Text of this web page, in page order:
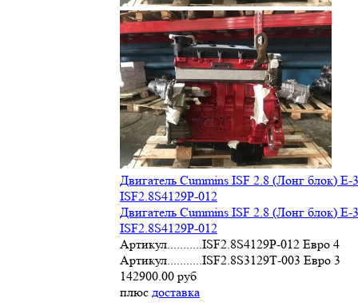
Двигатель Cummins ISF 2.8 (Лонг блок) Е-
ISF2.8S4129Р-012
Двигатель Cummins ISF 2.8 (Лонг блок) Е-
ISF2.8S4129Р-012
Артикул...........ISF2.8S4129Р-012 Евро 4
Артикул...........ISF2.8S3129Т-003 Евро 3
142900.00 руб
плюс доставка